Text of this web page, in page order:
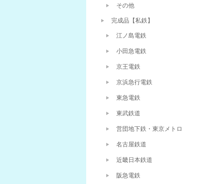
その他
完成品【私鉄】
江ノ島電鉄
小田急電鉄
京王電鉄
京浜急行電鉄
東急電鉄
東武鉄道
営団地下鉄・東京メトロ
名古屋鉄道
近畿日本鉄道
阪急電鉄